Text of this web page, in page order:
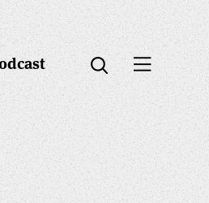
Öppna sök
Öppna menyn